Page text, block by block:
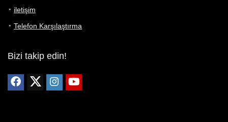
iletişim
Telefon Karşılaştırma
Bizi takip edin!